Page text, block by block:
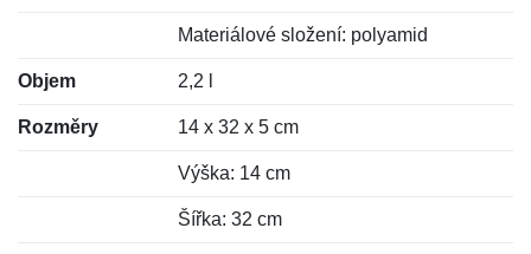
Materiálové složení: polyamid
Objem 2,2 l
Rozměry 14 x 32 x 5 cm
Výška: 14 cm
Šířka: 32 cm